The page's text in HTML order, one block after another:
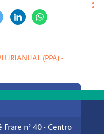
(PPA) -
Frare nº 40 - Centro